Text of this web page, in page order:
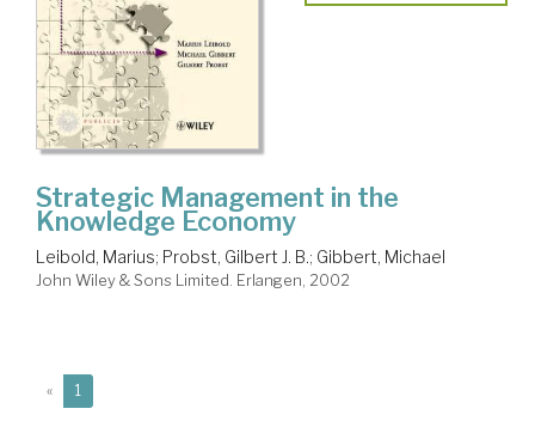
Strategic Management in the
Knowledge Economy
Leibold, Marius; Probst, Gilbert J. B.; Gibbert, Michael
John Wiley & Sons Limited. Erlangen, 2002
« 1